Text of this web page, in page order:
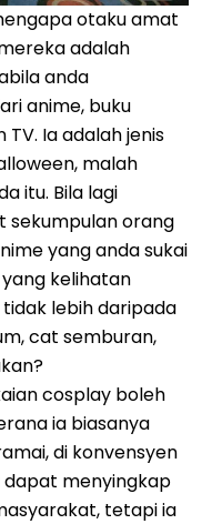
otaku amat
adalah
anda
anime, buku
Ia adalah jenis
malah
itu. Bila lagi
sekumpulan orang
yang anda sukai
kelihatan
lebih daripada
cat semburan,
cosplay boleh
ia biasanya
di konvensyen
dapat menyingkap
tetapi ia